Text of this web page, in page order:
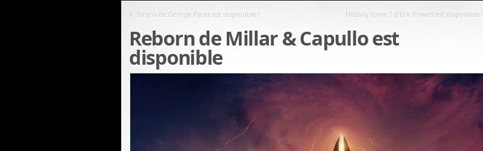
« Sirens de George Perez est disponible ! Hillbilly tome 1 d’Eric Powell est disponible !
Reborn de Millar & Capullo est
disponible